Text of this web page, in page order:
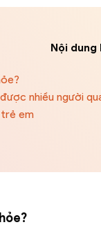
Nội
nhiều người
em